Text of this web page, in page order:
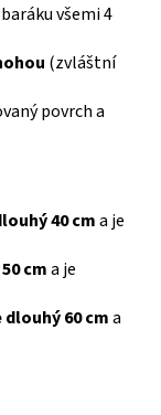
všemi 4
(zvláštní
povrch a
40 cma je
cma je
60 cma